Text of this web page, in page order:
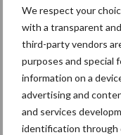
We respect your
with a transparent
third-party vendors
purposes and special
information on a
advertising and
and services
identification through